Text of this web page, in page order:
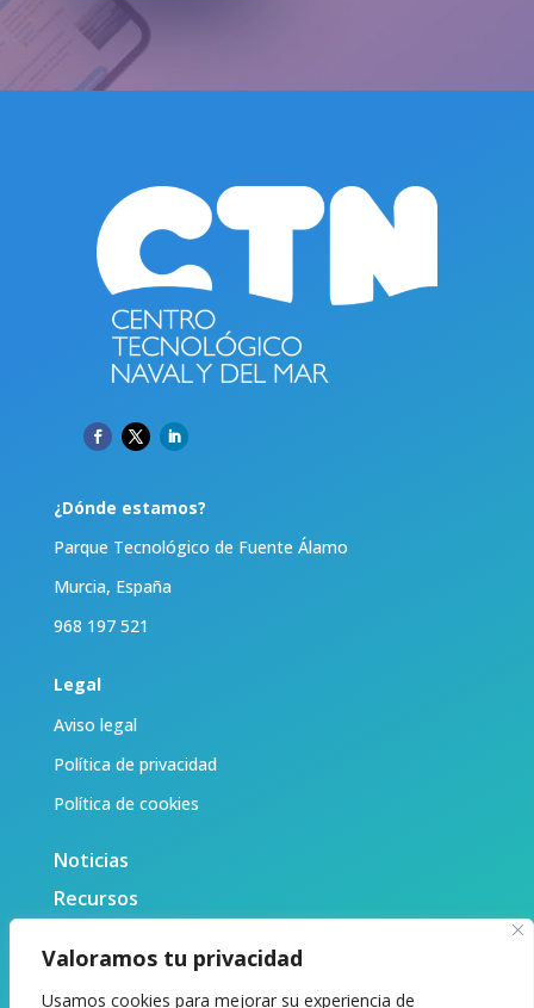
Valoramos tu privacidad
Usamos cookies para mejorar su experiencia de
¿Dónde estamos?
Parque Tecnológico de Fuente Álamo
Murcia, España
968 197 521
Legal
Aviso legal
Política de privacidad
Política de cookies
Noticias
Recursos
Sobre nosotras